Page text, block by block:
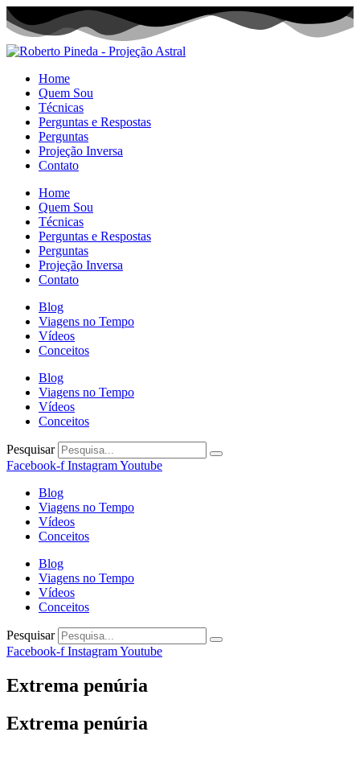
Home
Quem Sou
Técnicas
Perguntas e Respostas
Perguntas
Projeção Inversa
Contato
Home
Quem Sou
Técnicas
Perguntas e Respostas
Perguntas
Projeção Inversa
Contato
Blog
Viagens no Tempo
Vídeos
Conceitos
Blog
Viagens no Tempo
Vídeos
Conceitos
Pesquisar
Facebook-f InstagramYoutube
Blog
Viagens no Tempo
Vídeos
Conceitos
Blog
Viagens no Tempo
Vídeos
Conceitos
Pesquisar
Facebook-f InstagramYoutube
Extrema penúria
Extrema penúria